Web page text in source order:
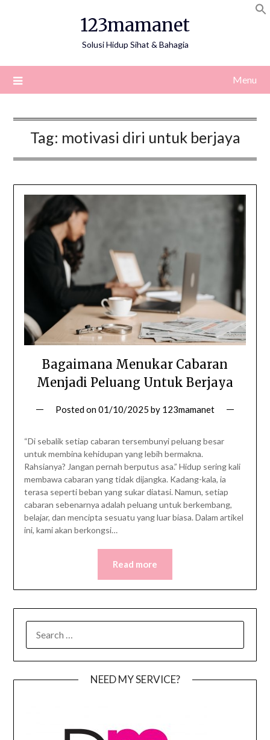
123mamanet
Solusi Hidup Sihat & Bahagia
Menu
Tag: motivasi diri untuk berjaya
Bagaimana Menukar Cabaran
Menjadi Peluang Untuk Berjaya
Posted on01/10/2025 by 123mamanet
“Di sebalik setiap cabaran tersembunyi peluang besar
untuk membina kehidupan yang lebih bermakna.
Rahsianya? Jangan pernah berputus asa.” Hidup sering kali
membawa cabaran yang tidak dijangka. Kadang-kala, ia
terasa seperti beban yang sukar diatasi. Namun, setiap
cabaran sebenarnya adalah peluang untuk berkembang,
belajar, dan mencipta sesuatu yang luar biasa. Dalam artikel
ini, kami akan berkongsi…
Read more
NEED MY SERVICE?